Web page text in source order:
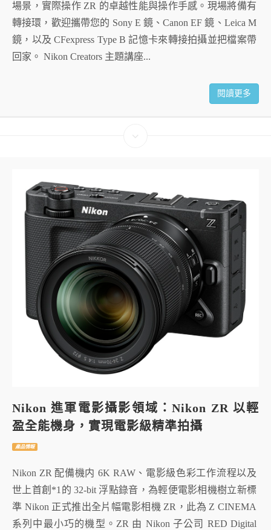
場景，實際操作 ZR 的卓越性能與操作手感。現場將備有
轉接環，歡迎攜帶您的 Sony E 鏡、Canon EF 鏡、Leica M
鏡，以及 CFexpress Type B 記憶卡來轉接拍攝並把檔案帶
回家。 Nikon Creators 主題講座...
閱讀更多
Nikon 進軍電影攝影領域：Nikon ZR 以輕
盈全能機身，實現電影級精準拍攝
產品情報
Nikon ZR 配備機内 6K RAW、電影級色彩工作流程以及
世上首創*1的 32-bit 浮點錄音，為輕便電影相機樹立新標
準 Nikon 正式推出全片幅電影相機 ZR，此為 Z CINEMA
系列中最小巧的機型。ZR 由 Nikon 子公司 RED Digital